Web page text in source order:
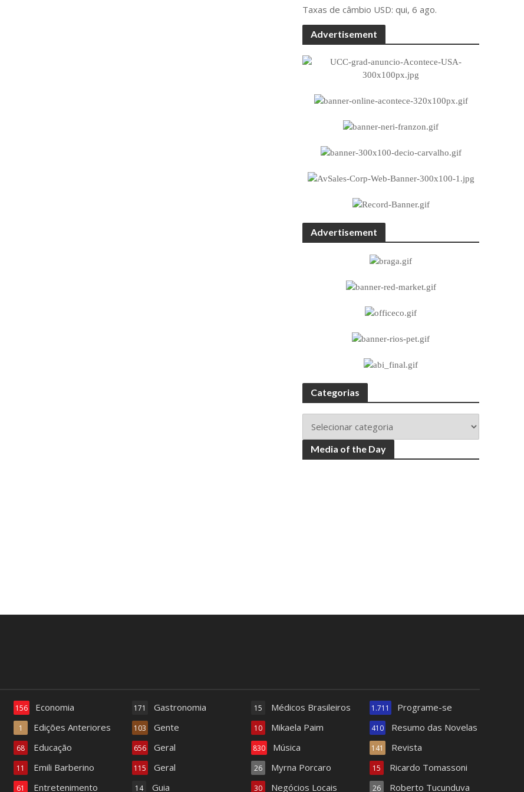
Taxas de câmbio USD: qui, 6 ago.
Advertisement
Advertisement
Categorias
Media of the Day
Economia
156
Edições Anteriores
1
Educação
68
Emili Barberino
11
Entretenimento
61
Gastronomia
171
Gente
103
Geral
656
Geral
115
Guia
14
Médicos Brasileiros
15
Mikaela Paim
10
Música
830
Myrna Porcaro
26
Negócios Locais
30
Programe-se
1.711
Resumo das Novelas
410
Revista
141
Ricardo Tomassoni
15
Roberto Tucunduva
26